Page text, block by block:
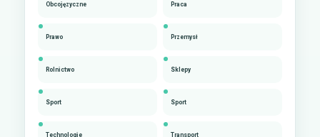
Obcojęzyczne Praca
Prawo Przemysł
Rolnictwo Sklepy
Sport Sport
Technologie Transport